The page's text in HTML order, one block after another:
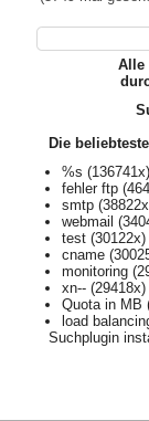
Alle
Die
%s
fehler ftp
smtp
webmail
test (30122x)
cname
monitoring
xn-- (29418x)
Quota in MB
load
Suchplugin